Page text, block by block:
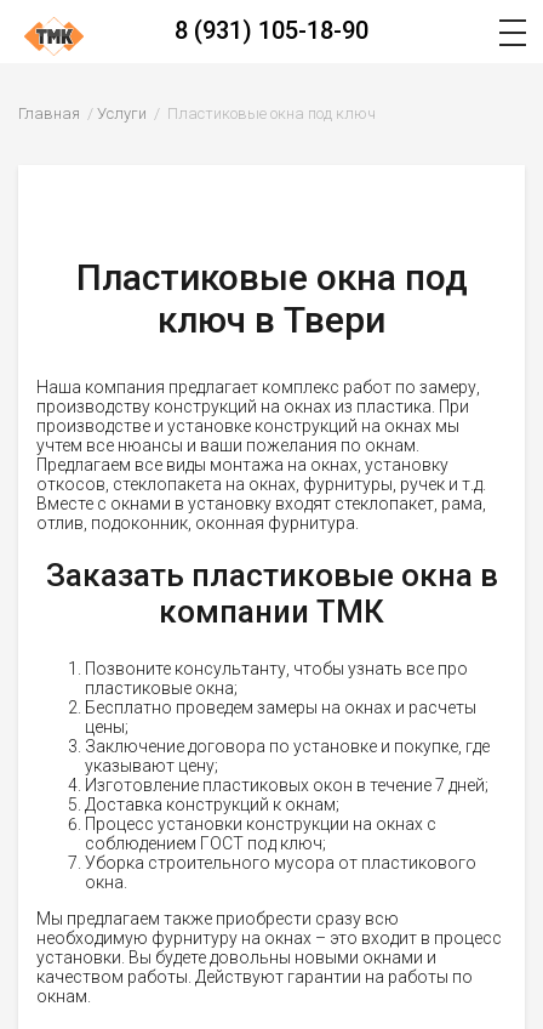
8 (931) 105-18-90
Главная Услуги Пластиковые окна под ключ
Пластиковые окна под
ключ в Твери
Наша компания предлагает комплекс работ по замеру,
производству конструкций на окнах из пластика. При
производстве и установке конструкций на окнах мы
учтем все нюансы и ваши пожелания по окнам.
Предлагаем все виды монтажа на окнах, установку
откосов, стеклопакета на окнах, фурнитуры, ручек и т.д.
Вместе с окнами в установку входят стеклопакет, рама,
отлив, подоконник, оконная фурнитура.
Заказать пластиковые окна в
компании ТМК
Позвоните консультанту, чтобы узнать все про
пластиковые окна;
Бесплатно проведем замеры на окнах и расчеты
цены;
Заключение договора по установке и покупке, где
указывают цену;
Изготовление пластиковых окон в течение 7 дней;
Доставка конструкций к окнам;
Процесс установки конструкции на окнах с
соблюдением ГОСТ под ключ;
Уборка строительного мусора от пластикового
окна.
Мы предлагаем также приобрести сразу всю
необходимую фурнитуру на окнах – это входит в процесс
установки. Вы будете довольны новыми окнами и
качеством работы. Действуют гарантии на работы по
окнам.